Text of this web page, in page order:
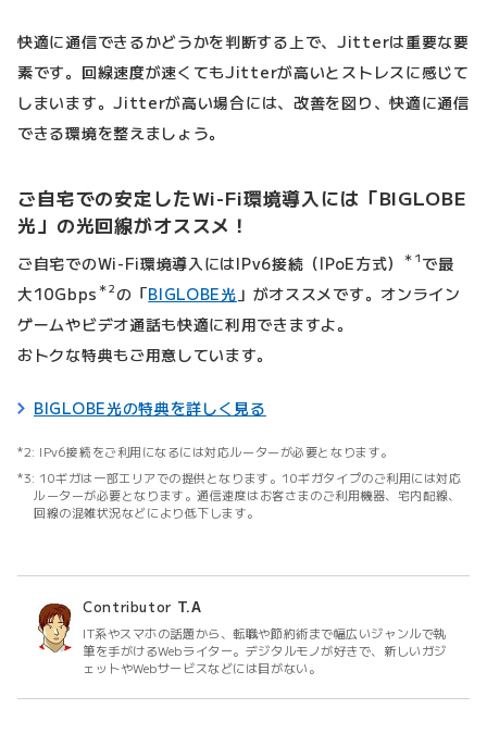
快適に通信できるかどうかを判断する上で、Jitterは重要な要
素です。回線速度が速くてもJitterが高いとストレスに感じて
しまいます。Jitterが高い場合には、改善を図り、快適に通信
できる環境を整えましょう。
ご自宅での安定したWi-Fi環境導入には「BIGLOBE
光」の光回線がオススメ！
ご自宅でのWi-Fi環境導入にはIPv6接続（IPoE方式） ＊1 で最
大10Gbps ＊2の「BIGLOBE光 」がオススメです。オンライン
ゲームやビデオ通話も快適に利用できますよ。
おトクな特典もご用意しています。
BIGLOBE光の特典を詳しく見る
IPv6接続をご利用になるには対応ルーターが必要となります。
10ギガは一部エリアでの提供となります。10ギガタイプのご利用には対応
ルーターが必要となります。通信速度はお客さまのご利用機器、宅内配線、
回線の混雑状況などにより低下します。
Contributor T.A
IT系やスマホの話題から、転職や節約術まで幅広いジャンルで執
筆を手がけるWebライター。デジタルモノが好きで、新しいガジ
ェットやWebサービスなどには目がない。